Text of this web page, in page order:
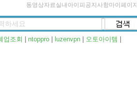
동영상자료실 내아이피 공지사항마이페이지
업조회 ntoppro| luzenvpn| 오토아이템